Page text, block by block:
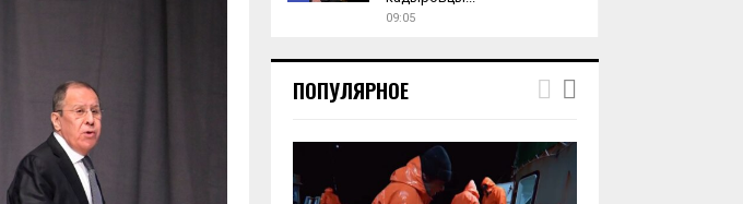
u
m
09:05
ПОПУЛЯРНОЕ